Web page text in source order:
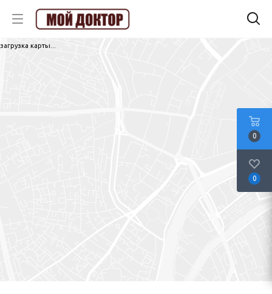
загрузка карты...
0
0